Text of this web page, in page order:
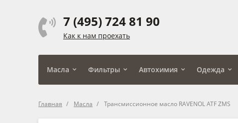
7 (495) 724 81 90
Как к нам проехать
Масла Фильтры Автохимия Одежда
Главная Масла Трансмиссионное масло RAVENOL ATF ZMS